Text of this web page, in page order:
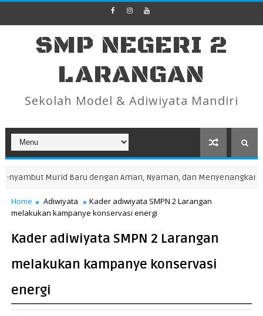
SMP NEGERI 2
LARANGAN
Sekolah Model & Adiwiyata Mandiri
Murid Baru dengan Aman, Nyaman, dan Menyenangkan
Home Adiwiyata
Kader adiwiyata SMPN 2 Larangan
melakukan kampanye konservasi energi
Kader adiwiyata SMPN 2 Larangan
melakukan kampanye konservasi
energi